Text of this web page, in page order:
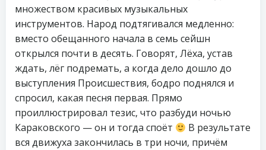
множеством красивых музыкальных
инструментов. Народ подтягивался медленно:
вместо обещанного начала в семь сейшн
открылся почти в десять. Говорят, Лёха, устав
ждать, лёг подремать, а когда дело дошло до
выступления Происшествия, бодро поднялся и
спросил, какая песня первая. Прямо
проиллюстрировал тезис, что разбуди ночью
Караковского — он и тогда споёт
В результате
вся движуха закончилась в три ночи, причём